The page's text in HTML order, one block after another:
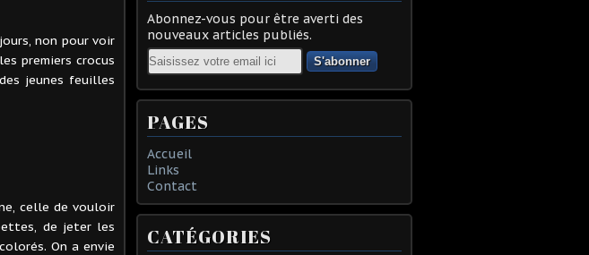
non pour voir
premiers crocus
jeunes feuilles
celle de vouloir
de jeter les
On a envie
Abonnez-vous pour être averti des
nouveaux articles publiés.
Email
PAGES
Accueil
Links
Contact
CATÉGORIES